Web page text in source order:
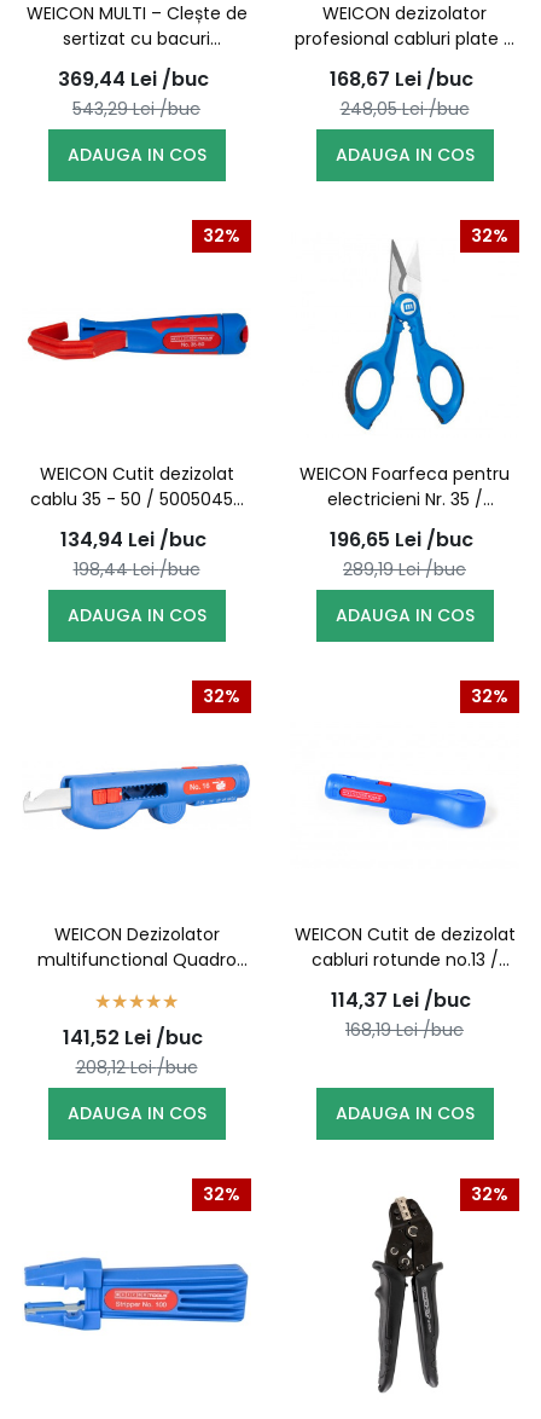
WEICON MULTI – Clește de
sertizat cu bacuri
interschimbabile (MC4 /
pini / papuci) / 10100515
369,44 Lei /buc
543,29Lei /buc
ADAUGA IN COS
WEICON dezizolator
profesional cabluri plate si
rotunde / 50058018
(10068090)
168,67 Lei /buc
248,05Lei /buc
ADAUGA IN COS
32%
WEICON Cutit dezizolat
cablu 35 - 50 / 50050450
(10006839)
134,94 Lei /buc
198,44Lei /buc
ADAUGA IN COS
32%
WEICON Foarfeca pentru
electricieni Nr. 35 /
52000035 (10039667)
196,65 Lei /buc
289,19Lei /buc
ADAUGA IN COS
32%
WEICON Dezizolator
multifunctional Quadro
52000016 (10038853)
141,52 Lei /buc
208,12Lei /buc
ADAUGA IN COS
32%
WEICON Cutit de dezizolat
cabluri rotunde no.13 /
52000013 (10006883)
114,37 Lei /buc
168,19Lei /buc
ADAUGA IN COS
32% 32%